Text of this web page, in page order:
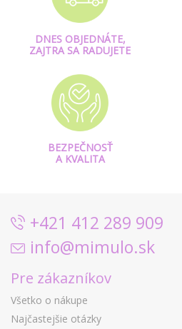
DNES OBJEDNÁTE,
ZAJTRA SA RADUJETE
BEZPEČNOSŤ
A KVALITA
+421 412 289 909
info@mimulo.sk
Pre zákazníkov
Všetko o nákupe
Najčastejšie otázky